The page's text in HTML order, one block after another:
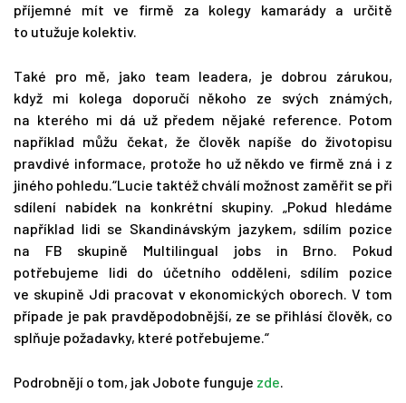
příjemné mít ve firmě za kolegy kamarády a určitě
to utužuje kolektiv.
Také pro mě, jako team leadera, je dobrou zárukou,
když mi kolega doporučí někoho ze svých známých,
na kterého mi dá už předem nějaké reference. Potom
například můžu čekat, že člověk napíše do životopisu
pravdivé informace, protože ho už někdo ve firmě zná i z
jiného pohledu.“Lucie taktéž chválí možnost zaměřit se při
sdílení nabídek na konkrétní skupiny. „Pokud hledáme
například lidi se Skandinávským jazykem, sdílím pozice
na FB skupině Multilingual jobs in Brno. Pokud
potřebujeme lidi do účetního odděleni, sdílím pozice
ve skupině Jdi pracovat v ekonomických oborech. V tom
případe je pak pravděpodobnější, ze se přihlásí člověk, co
splňuje požadavky, které potřebujeme.“
Podrobnějí o tom, jak Jobote funguje zde.